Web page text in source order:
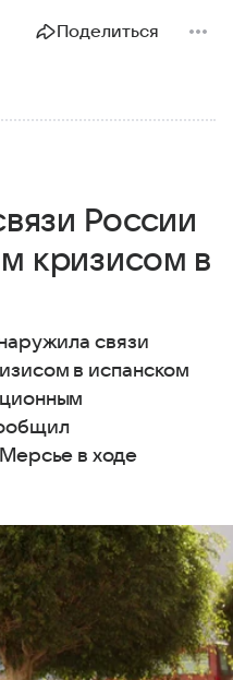
Поделиться
России
кризисом в
связи
в испанском
в ходе